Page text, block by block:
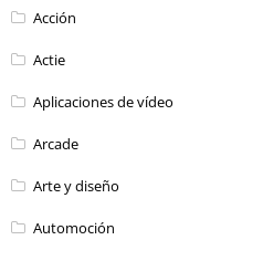
Acción
Actie
Aplicaciones de vídeo
Arcade
Arte y diseño
Automoción